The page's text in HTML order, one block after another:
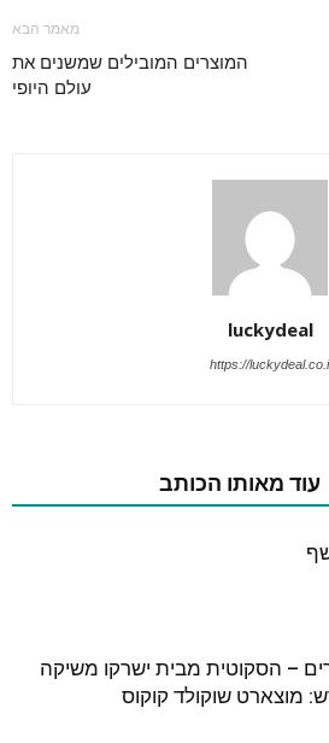
מאמר הבא
המוצרים המובילים שמשנים את
עולם היופי
luckydeal
https://
עוד מאותו הכותב
– הסקוטית מבית ישרקו משיקה
מוצארט שוקולד קוקוס